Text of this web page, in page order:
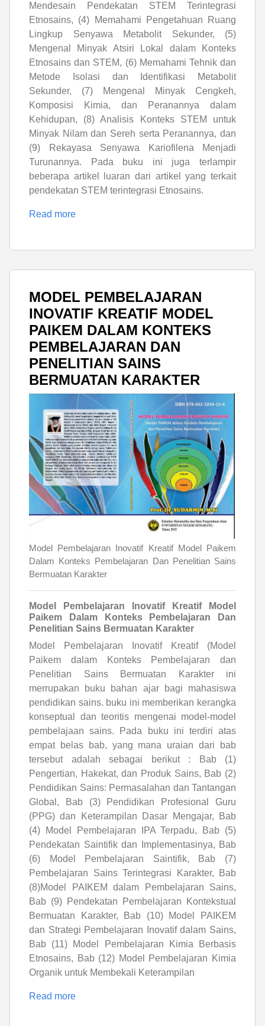
Mendesain Pendekatan STEM Terintegrasi
Etnosains, (4) Memahami Pengetahuan Ruang
Lingkup Senyawa Metabolit Sekunder, (5)
Mengenal Minyak Atsiri Lokal dalam Konteks
Etnosains dan STEM, (6) Memahami Tehnik dan
Metode Isolasi dan Identifikasi Metabolit
Sekunder, (7) Mengenal Minyak Cengkeh,
Komposisi Kimia, dan Peranannya dalam
Kehidupan, (8) Analisis Konteks STEM untuk
Minyak Nilam dan Sereh serta Peranannya, dan
(9) Rekayasa Senyawa Kariofilena Menjadi
Turunannya. Pada buku ini juga terlampir
beberapa artikel luaran dari artikel yang terkait
pendekatan STEM terintegrasi Etnosains.
Read more
MODEL PEMBELAJARAN
INOVATIF KREATIF MODEL
PAIKEM DALAM KONTEKS
PEMBELAJARAN DAN
PENELITIAN SAINS
BERMUATAN KARAKTER
Model Pembelajaran Inovatif Kreatif Model Paikem
Dalam Konteks Pembelajaran Dan Penelitian Sains
Bermuatan Karakter
Model Pembelajaran Inovatif Kreatif Model
Paikem Dalam Konteks Pembelajaran Dan
Penelitian Sains Bermuatan Karakter
Model Pembelajaran Inovatif Kreatif (Model
Paikem dalam Konteks Pembelajaran dan
Penelitian Sains Bermuatan Karakter ini
merrupakan buku bahan ajar bagi mahasiswa
pendidikan sains. buku ini memberikan kerangka
konseptual dan teoritis mengenai model-model
pembelajaan sains. Pada buku ini terdiri atas
empat belas bab, yang mana uraian dari bab
tersebut adalah sebagai berikut : Bab (1)
Pengertian, Hakekat, dan Produk Sains, Bab (2)
Pendidikan Sains: Permasalahan dan Tantangan
Global, Bab (3) Pendidikan Profesional Guru
(PPG) dan Keterampilan Dasar Mengajar, Bab
(4) Model Pembelajaran IPA Terpadu, Bab (5)
Pendekatan Saintifik dan Implementasinya, Bab
(6) Model Pembelajaran Saintifik, Bab (7)
Pembelajaran Sains Terintegrasi Karakter, Bab
(8)Model PAIKEM dalam Pembelajaran Sains,
Bab (9) Pendekatan Pembelajaran Kontekstual
Bermuatan Karakter, Bab (10) Model PAIKEM
dan Strategi Pembelajaran Inovatif dalam Sains,
Bab (11) Model Pembelajaran Kimia Berbasis
Etnosains, Bab (12) Model Pembelajaran Kimia
Organik untuk Membekali Keterampilan
Read more